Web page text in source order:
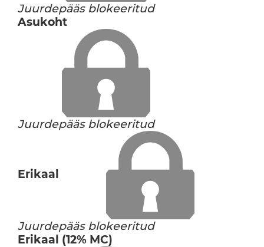
Juurdepääs blokeeritud
Asukoht
Juurdepääs blokeeritud
Erikaal
Juurdepääs blokeeritud
Erikaal (12% MC)